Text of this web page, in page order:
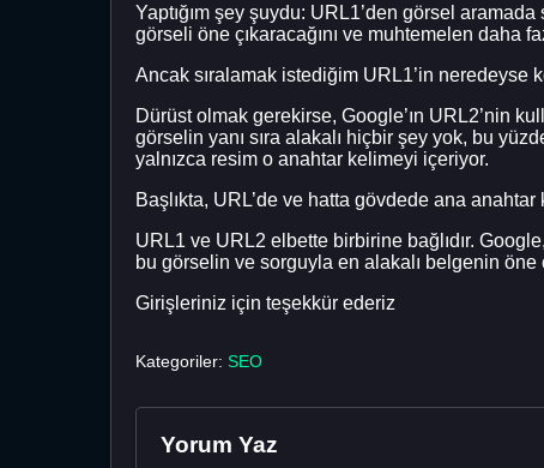
Yaptığım şey şuydu: URL1’den görsel
görseli öne çıkaracağını ve muhtemelen daha
Ancak sıralamak istediğim URL1’in neredeyse
Dürüst olmak gerekirse, Google’ın URL2’nin
görselin yanı sıra alakalı hiçbir şey yok, bu
yalnızca resim o anahtar kelimeyi içeriyor.
Başlıkta, URL’de ve hatta gövdede ana
URL1 ve URL2 elbette birbirine bağlıdır.
bu görselin ve sorguyla en alakalı belgenin öne
Girişleriniz için teşekkür ederiz
Kategoriler: SEO
Yorum Yaz